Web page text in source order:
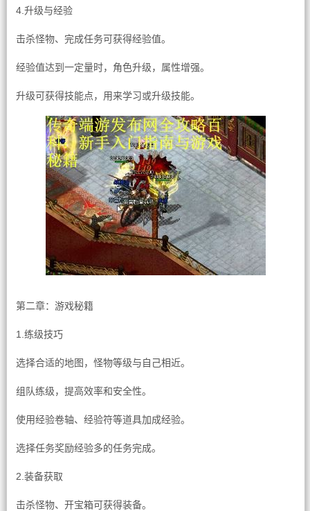
4.升级与经验
击杀怪物、完成任务可获得经验值。
经验值达到一定量时，角色升级，属性增强。
升级可获得技能点，用来学习或升级技能。
第二章：游戏秘籍
1.练级技巧
选择合适的地图，怪物等级与自己相近。
组队练级，提高效率和安全性。
使用经验卷轴、经验符等道具加成经验。
选择任务奖励经验多的任务完成。
2.装备获取
击杀怪物、开宝箱可获得装备。